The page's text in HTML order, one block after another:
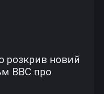
розкрив новий
ВВС про